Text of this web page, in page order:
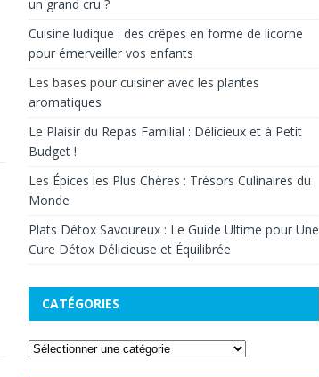
un grand cru ?
Cuisine ludique : des crêpes en forme de licorne
pour émerveiller vos enfants
Les bases pour cuisiner avec les plantes
aromatiques
Le Plaisir du Repas Familial : Délicieux et à Petit
Budget !
Les Épices les Plus Chères : Trésors Culinaires du
Monde
Plats Détox Savoureux : Le Guide Ultime pour Une
Cure Détox Délicieuse et Équilibrée
CATÉGORIES